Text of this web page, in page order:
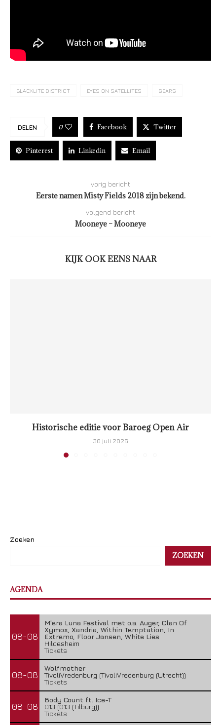
BLACKLITE DISTRICT EYES ON SATELLITES GEARS
DELEN 0 Facebook Twitter
Pinterest Linkedin Email
vorig bericht
Eerste namen Misty Fields 2018 zijn bekend.
volgend bericht
Mooneye – Mooneye
KIJK OOK EENS NAAR
Historische editie voor Baroeg Open Air
30 juli 2026
Zoeken
ZOEKEN
AGENDA
08-08
M'era Luna Festival met o.a. Auger, Clan Of
Xymox, Xandria, Within Temptation, In
Extremo, Floor Jansen, White Lies
Hildesheim
Tickets
08-08
Wolfmother
TivoliVredenburg (TivoliVredenburg (Utrecht))
Tickets
08-08
Body Count ft. Ice-T
013 (013 (Tilburg))
Tickets